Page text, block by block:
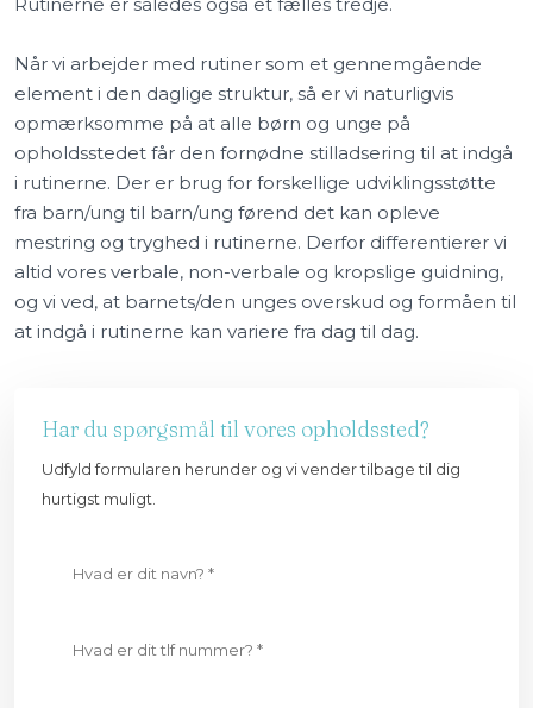
Når vi arbejder med rutiner som et gennemgående
element i den daglige struktur, så er vi naturligvis
opmærksomme på at alle børn og unge på
opholdsstedet får den fornødne stilladsering til at indgå
i rutinerne. Der er brug for forskellige udviklingsstøtte
fra barn/ung til barn/ung førend det kan opleve
mestring og tryghed i rutinerne. Derfor differentierer vi
altid vores verbale, non-verbale og kropslige guidning,
og vi ved, at barnets/den unges overskud og formåen til
at indgå i rutinerne kan variere fra dag til dag.​
Har du spørgsmål til vores opholdssted?
Udfyld formularen herunder og vi vender tilbage til dig
hurtigst muligt.